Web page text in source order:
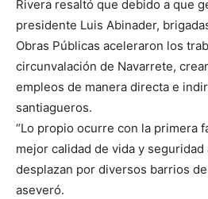
Rivera resaltó que debido a que
presidente Luis Abinader,
Obras Públicas aceleraron los
circunvalación de Navarrete,
empleos de manera directa e
santiagueros.
“Lo propio ocurre con la primera
mejor calidad de vida y
desplazan por diversos barrios
aseveró.